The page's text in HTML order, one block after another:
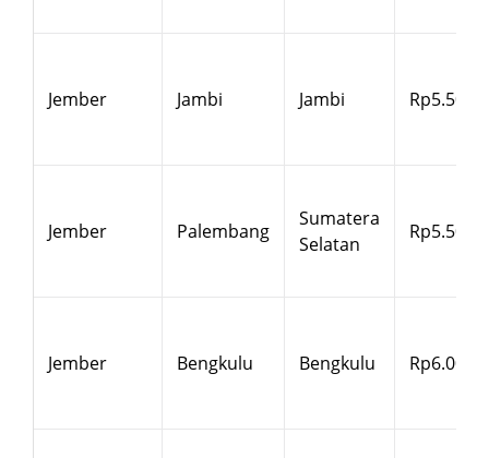
Jember Jambi Jambi Rp5.500
Jember Palembang
Sumatera
Selatan
Rp5.500
Jember Bengkulu Bengkulu Rp6.000